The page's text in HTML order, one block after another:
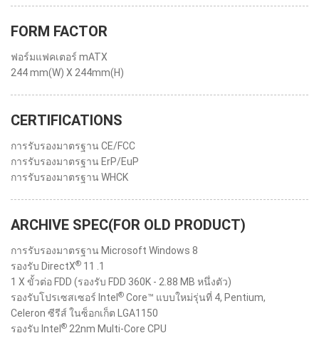
FORM FACTOR
ฟอร์มแฟคเตอร์ mATX
244 mm(W) X 244mm(H)
CERTIFICATIONS
การรับรองมาตรฐาน CE/FCC
การรับรองมาตรฐาน ErP/EuP
การรับรองมาตรฐาน WHCK
ARCHIVE SPEC(FOR OLD PRODUCT)
การรับรองมาตรฐาน Microsoft Windows 8
รองรับ DirectX® 11 .1
1 X ขั้วต่อ FDD (รองรับ FDD 360K - 2.88 MB หนึ่งตัว)
รองรับโปรเซสเซอร์ Intel ® Core™ แบบใหม่รุ่นที่ 4, Pentium,
Celeron ซีรีส์ ในซ็อกเก็ต LGA1150
รองรับ Intel ® 22nm Multi-Core CPU